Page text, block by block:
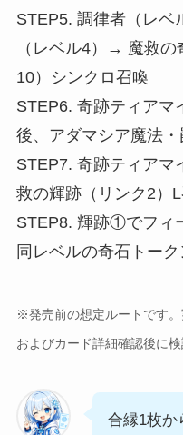
STEP5. 調律者（レベ
（レベル4）→ 魔救
10）シンクロ召喚
STEP6. 奇跡ティア
後、アダマシア魔法
STEP7. 奇跡ティア
救の輝跡（リンク2）
STEP8. 輝跡①でフィ
同レベルの奇石トー
※発売前の想定ルートです
およびカード詳細確認後に検
合縁1枚か